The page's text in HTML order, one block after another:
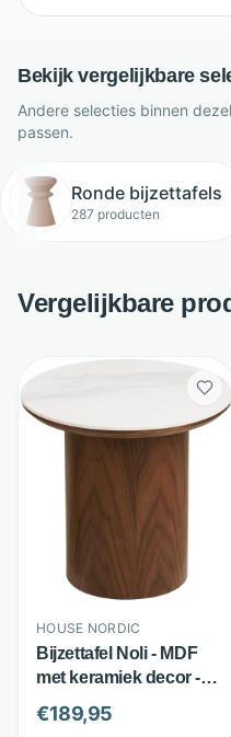
Bekijk vergelijkbare
Andere selecties binnen
passen.
Ronde bijzettafels
287 producten
Vergelijkbare
HOUSE NORDIC
Bijzettafel Noli - MDF
met keramiek decor -
ronde eiken
kolompoot - wit -
€189,95